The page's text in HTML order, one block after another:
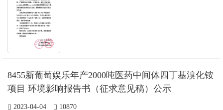
8455新葡萄娱乐年产2000吨医药中间体四丁基溴化铵
项目 环境影响报告书（征求意见稿）公示
2023-04-04 10870